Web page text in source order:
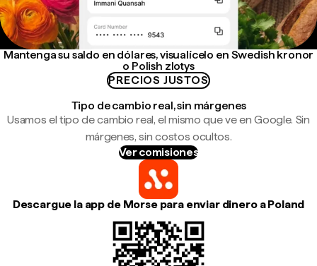
Mantenga su saldo en dólares, visualícelo en Swedish kronor
o Polish zlotys
PRECIOS JUSTOS
Tipo de cambio real, sin márgenes
Usamos el tipo de cambio real, el mismo que ve en Google. Sin
márgenes, sin costos ocultos.
Ver comisiones
Descargue la app de Morse para enviar dinero a Poland